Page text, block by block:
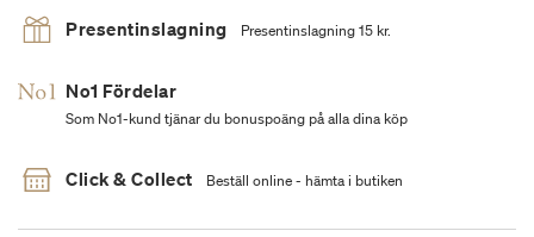
Presentinslagning Presentinslagning 15 kr.
No1 Fördelar
Som No1-kund tjänar du bonuspoäng på alla dina köp
Click & Collect Beställ online - hämta i butiken